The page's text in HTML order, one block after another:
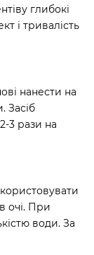
глибокі
і тривалість
нанести на
Засіб
3 рази на
очі. При
води. За